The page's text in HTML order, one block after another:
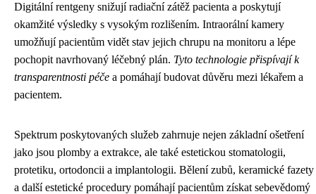
Digitální rentgeny snižují radiační zátěž pacienta a poskytují
okamžité výsledky s vysokým rozlišením. Intraorální kamery
umožňují pacientům vidět stav jejich chrupu na monitoru a lépe
pochopit navrhovaný léčebný plán. Tyto technologie přispívají k
transparentnosti péče a pomáhají budovat důvěru mezi lékařem a
pacientem.
Spektrum poskytovaných služeb zahrnuje nejen základní ošetření
jako jsou plomby a extrakce, ale také estetickou stomatologii,
protetiku, ortodoncii a implantologii. Bělení zubů, keramické fazety
a další estetické procedury pomáhají pacientům získat sebevědomý